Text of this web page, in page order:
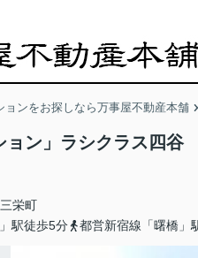
ョンをお探しなら万事屋不動産本舗
ョン」ラシクラス四谷
栄町
駅徒歩5分
都営新宿線「曙橋」